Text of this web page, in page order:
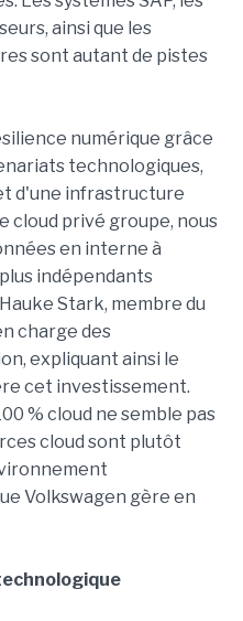
ainsi que les
sont autant de pistes
numérique grâce
technologiques,
d'une infrastructure
cloud privé groupe, nous
en interne à
indépendants
Stark, membre du
charge des
expliquant ainsi le
cet investissement.
% cloud ne semble pas
cloud sont plutôt
Volkswagen gère en